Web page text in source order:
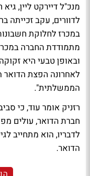
מנכ"ל דיירקט ליין,
לדוורים, עקב זכייתה
במכרז לחלוקת
מתמודדת החברה
ובאופן טבעי היא
לאחרונה הפצת הדואר
הממשלתית".
רזניק אומר עוד, כי
חברת הדואר, עולים
לדבריו, הוא מתחייב
הדואר.